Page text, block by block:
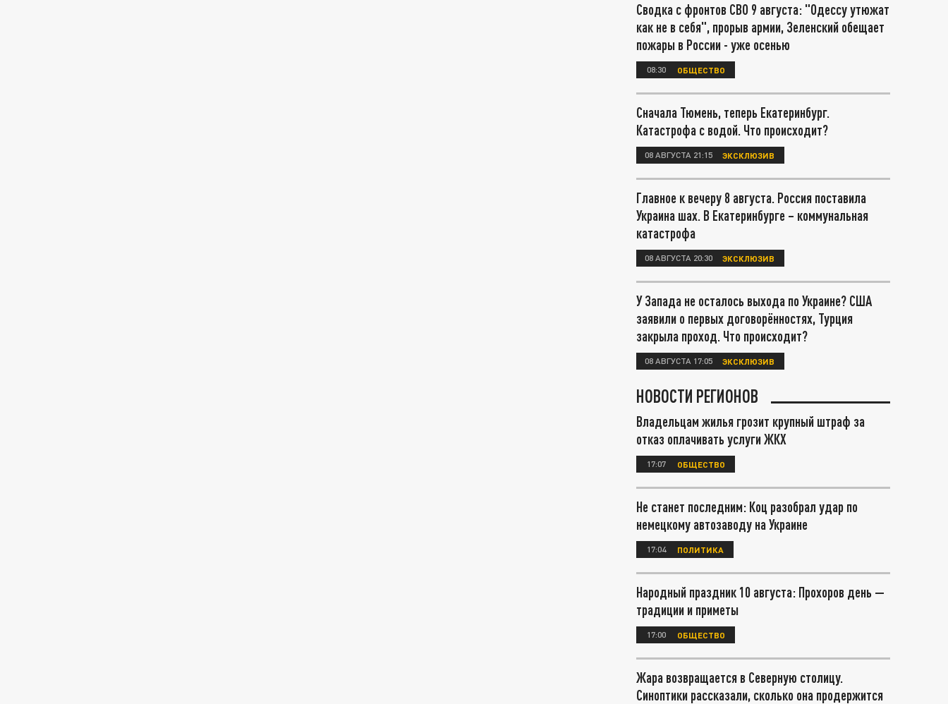
Сводка с фронтов СВО 9 августа: "Одессу утюжат
как не в себя", прорыв армии, Зеленский обещает
пожары в России - уже осенью
08:30 ОБЩЕСТВО
Сначала Тюмень, теперь Екатеринбург.
Катастрофа с водой. Что происходит?
08 АВГУСТА 21:15 ЭКСКЛЮЗИВ
Главное к вечеру 8 августа. Россия поставила
Украина шах. В Екатеринбурге – коммунальная
катастрофа
08 АВГУСТА 20:30 ЭКСКЛЮЗИВ
У Запада не осталось выхода по Украине? США
заявили о первых договорённостях, Турция
закрыла проход. Что происходит?
08 АВГУСТА 17:05 ЭКСКЛЮЗИВ
НОВОСТИ РЕГИОНОВ
Владельцам жилья грозит крупный штраф за
отказ оплачивать услуги ЖКХ
17:07 ОБЩЕСТВО
Не станет последним: Коц разобрал удар по
немецкому автозаводу на Украине
17:04 ПОЛИТИКА
Народный праздник 10 августа: Прохоров день —
традиции и приметы
17:00 ОБЩЕСТВО
Жара возвращается в Северную столицу.
Синоптики рассказали, сколько она продержится